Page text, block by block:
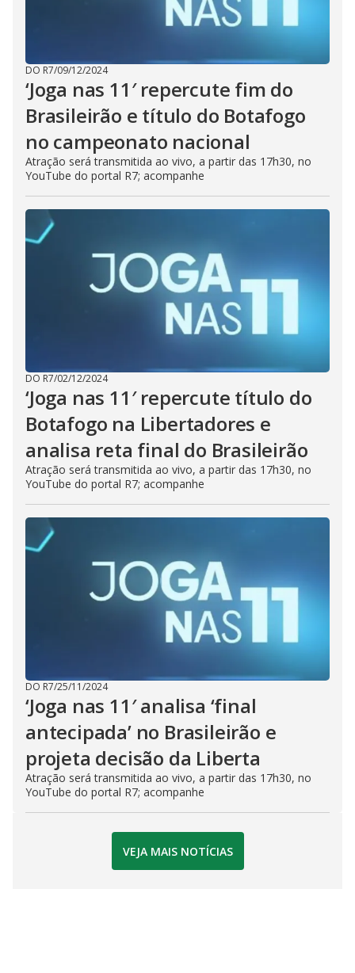
DO R7/09/12/2024
‘Joga nas 11′ repercute fim do
Brasileirão e título do Botafogo
no campeonato nacional
Atração será transmitida ao vivo, a partir das 17h30, no
YouTube do portal R7; acompanhe
DO R7/02/12/2024
‘Joga nas 11′ repercute título do
Botafogo na Libertadores e
analisa reta final do Brasileirão
Atração será transmitida ao vivo, a partir das 17h30, no
YouTube do portal R7; acompanhe
DO R7/25/11/2024
‘Joga nas 11′ analisa ‘final
antecipada’ no Brasileirão e
projeta decisão da Liberta
Atração será transmitida ao vivo, a partir das 17h30, no
YouTube do portal R7; acompanhe
VEJA MAIS NOTÍCIAS